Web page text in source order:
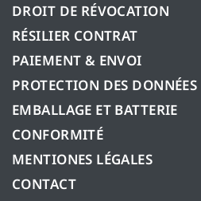
DROIT DE RÉVOCATION
RÉSILIER CONTRAT
PAIEMENT & ENVOI
PROTECTION DES DONNÉES
EMBALLAGE ET BATTERIE
CONFORMITÉ
MENTIONES LÉGALES
CONTACT